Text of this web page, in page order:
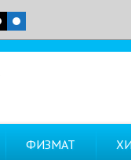
ФИЗМАТ